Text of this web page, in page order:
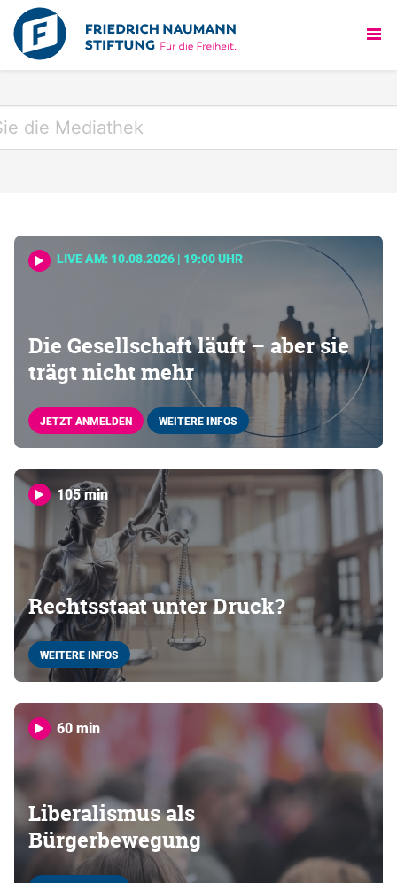
LIVE AM: 10.08.2026 | 19:00 UHR
Die Gesellschaft läuft – aber sie
trägt nicht mehr
JETZT ANMELDEN WEITERE INFOS
105 min
Rechtsstaat unter Druck?
WEITERE INFOS
60 min
Liberalismus als
Bürgerbewegung